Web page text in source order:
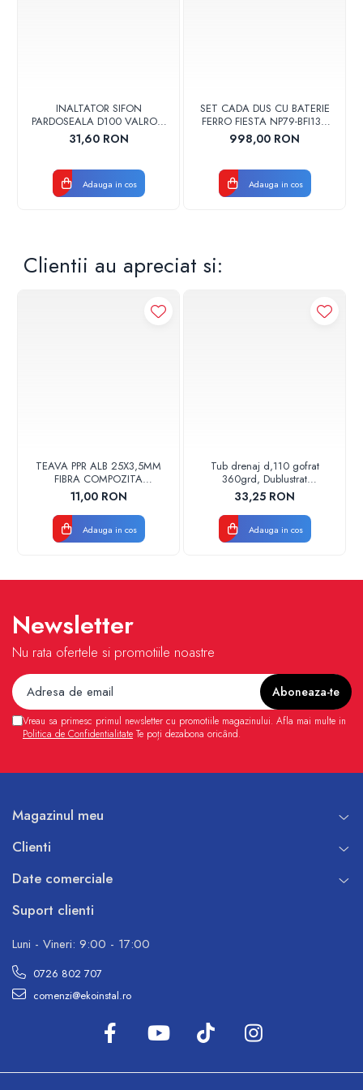
INALTATOR SIFON
PARDOSEALA D100 VALROM
17001900004
31,60 RON
Adauga in cos
SET CADA DUS CU BATERIE
FERRO FIESTA NP79-BFI13U
CROM
998,00 RON
Adauga in cos
Clientii au apreciat si:
TEAVA PPR ALB 25X3,5MM
FIBRA COMPOZITA
10033025004
VALDUOTHERM VALROM
11,00 RON
Adauga in cos
Tub drenaj d,110 gofrat
360grd, Dublustrat
verde/negru 110152 Drainkit
33,25 RON
Adauga in cos
Newsletter
Nu rata ofertele si promotiile noastre
Vreau sa primesc primul newsletter cu promotiile magazinului. Afla mai multe in
Politica de Confidentialitate Te poți dezabona oricând.
Magazinul meu
Clienti
Date comerciale
Suport clienti
Luni - Vineri: 9:00 - 17:00
0726 802 707
comenzi@ekoinstal.ro